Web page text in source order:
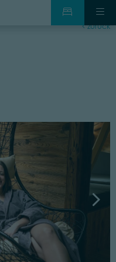
zurück